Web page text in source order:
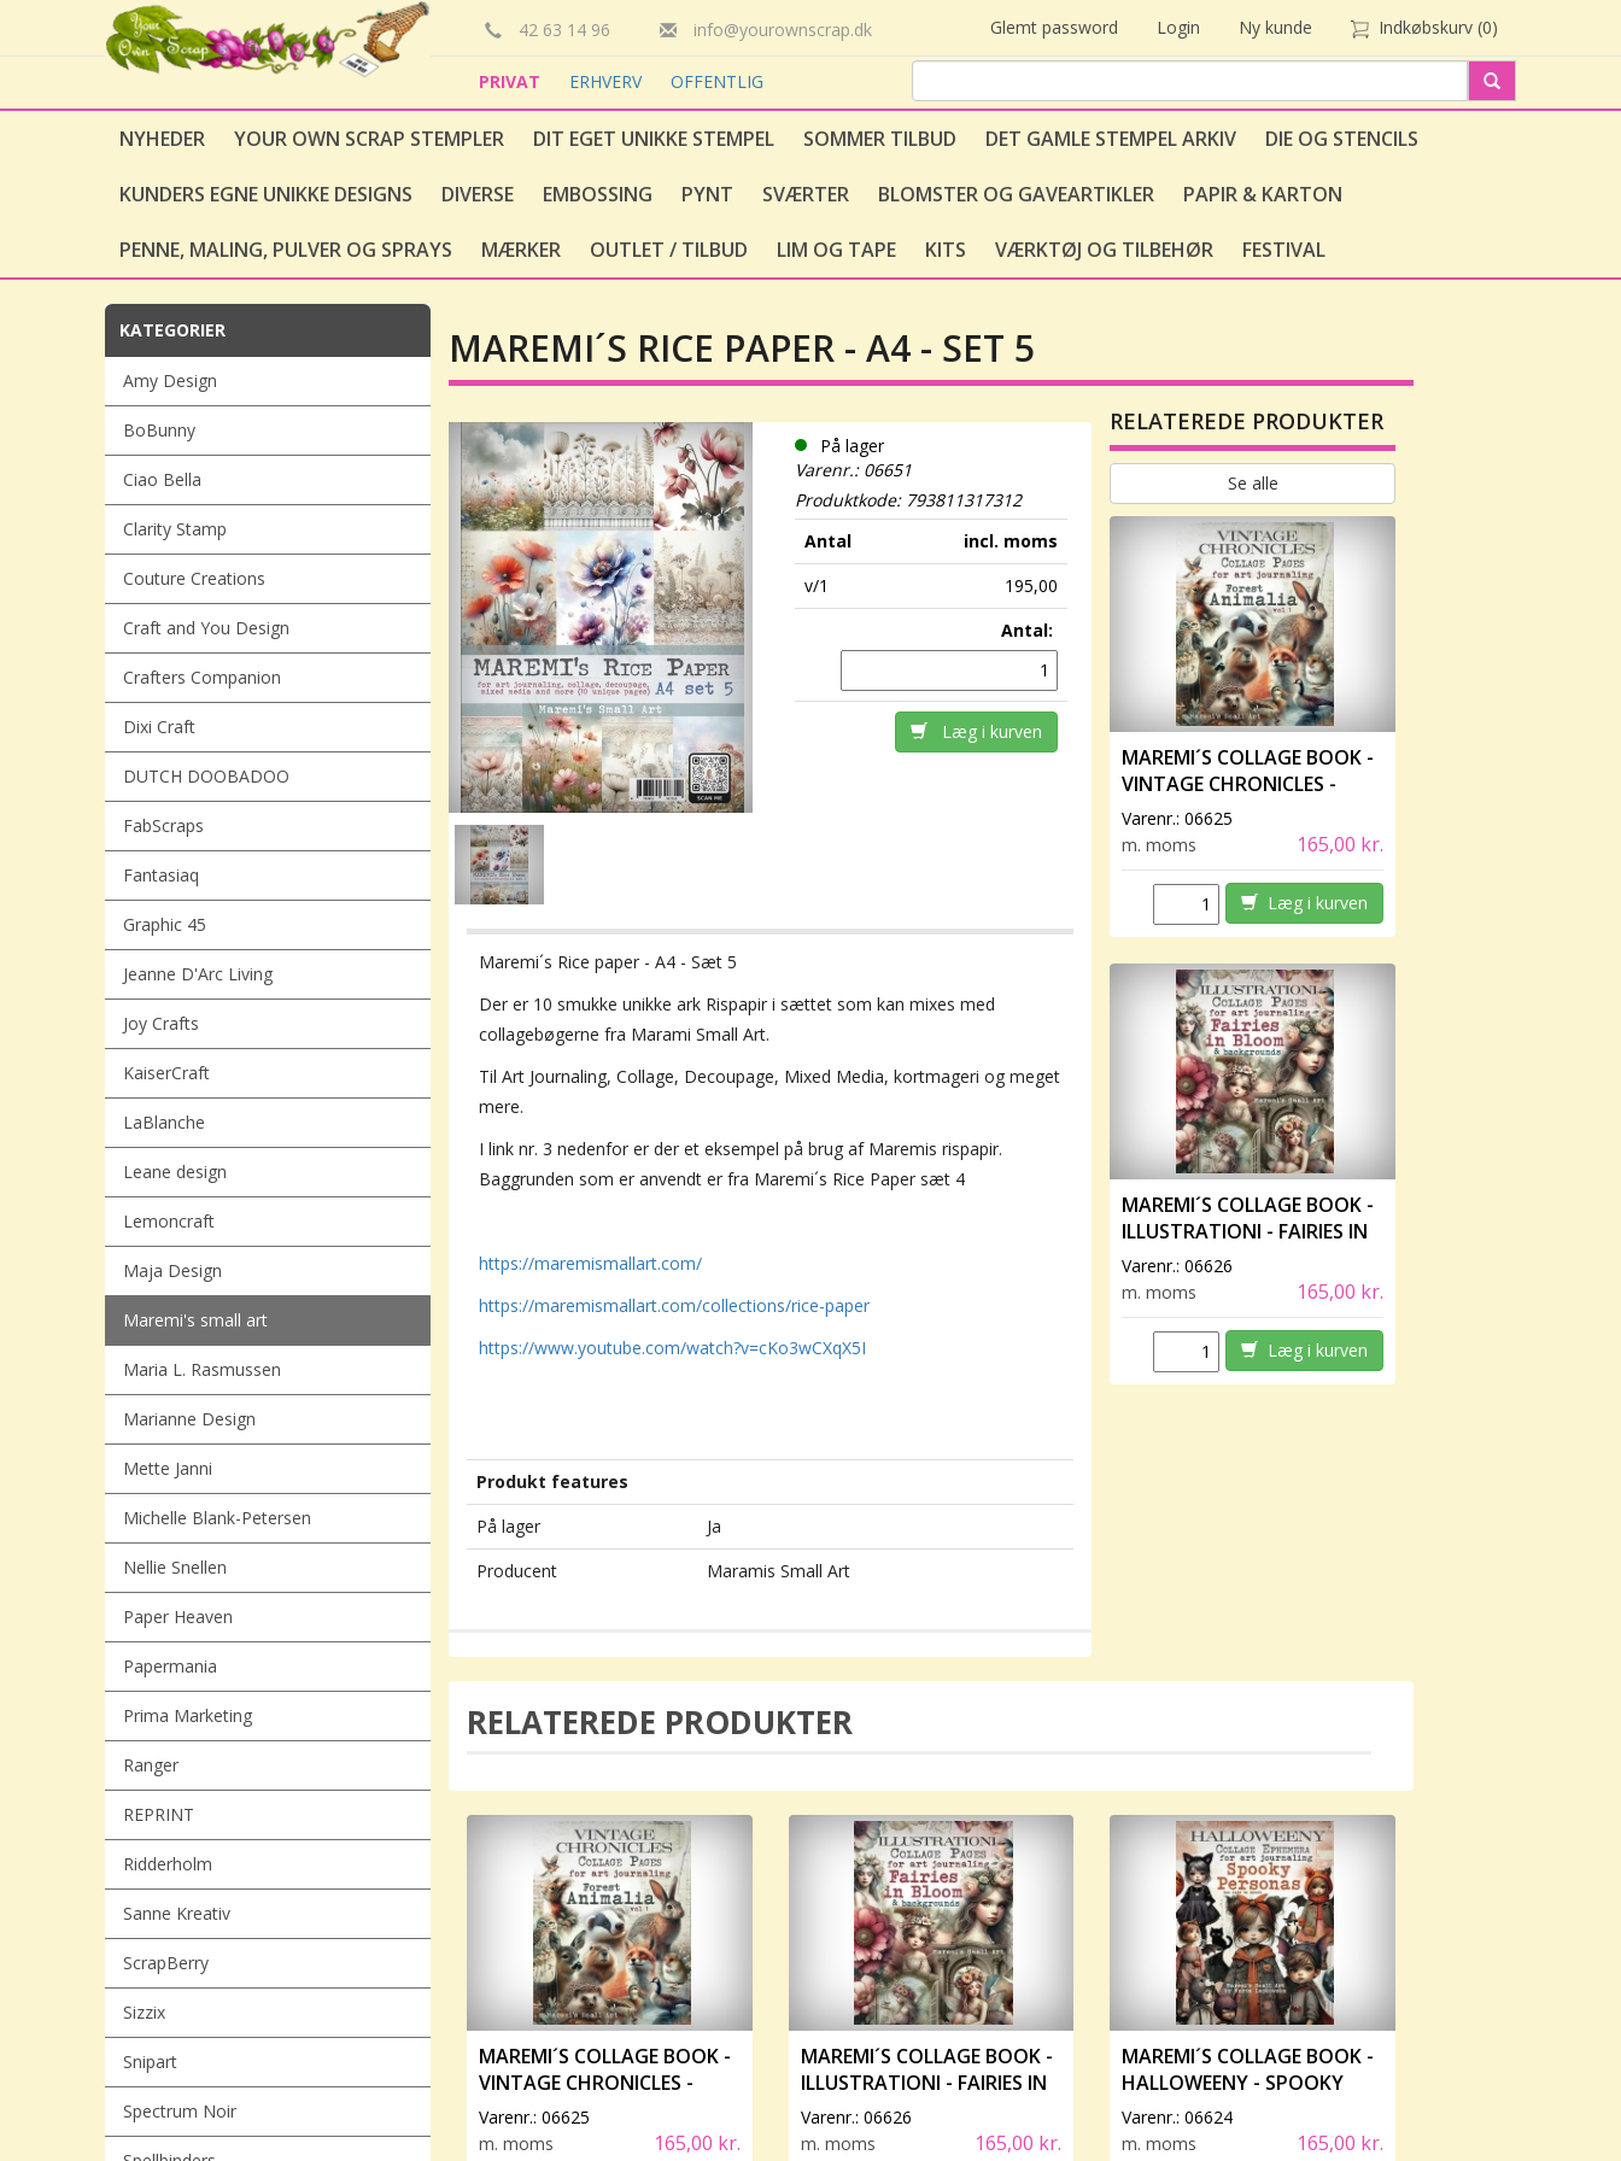
42 63 14 96 info@yourownscrap.dk Glemt password Login Ny kunde Indkøbskurv (0)
PRIVAT ERHVERV OFFENTLIG
NYHEDER YOUR OWN SCRAP STEMPLER DIT EGET UNIKKE STEMPEL SOMMER TILBUD DET GAMLE STEMPEL ARKIV DIE OG STENCILS
KUNDERS EGNE UNIKKE DESIGNS DIVERSE EMBOSSING PYNT SVÆRTER BLOMSTER OG GAVEARTIKLER PAPIR & KARTON
PENNE, MALING, PULVER OG SPRAYS MÆRKER OUTLET / TILBUD LIM OG TAPE KITS VÆRKTØJ OG TILBEHØR FESTIVAL
KATEGORIER
Amy Design
BoBunny
Ciao Bella
Clarity Stamp
Couture Creations
Craft and You Design
Crafters Companion
Dixi Craft
DUTCH DOOBADOO
FabScraps
Fantasiaq
Graphic 45
Jeanne D'Arc Living
Joy Crafts
KaiserCraft
LaBlanche
Leane design
Lemoncraft
Maja Design
Maremi's small art
Maria L. Rasmussen
Marianne Design
Mette Janni
Michelle Blank-Petersen
Nellie Snellen
Paper Heaven
Papermania
Prima Marketing
Ranger
REPRINT
Ridderholm
Sanne Kreativ
ScrapBerry
Sizzix
Snipart
Spectrum Noir
MAREMI´S RICE PAPER - A4 - SET 5
På lager
Varenr.: 06651
Produktkode: 793811317312
Antal
incl. moms
v/1
195,00
Antal:
Læg i kurven
Maremi´s Rice paper - A4 - Sæt 5
Der er 10 smukke unikke ark Rispapir i sættet som kan mixes med
collagebøgerne fra Marami Small Art.
Til Art Journaling, Collage, Decoupage, Mixed Media, kortmageri og meget
mere.
I link nr. 3 nedenfor er der et eksempel på brug af Maremis rispapir.
Baggrunden som er anvendt er fra Maremi´s Rice Paper sæt 4
https://maremismallart.com/
https://maremismallart.com/collections/rice-paper
https://www.youtube.com/watch?v=cKo3wCXqX5I
Produkt features
På lager
Ja
Producent
Maramis Small Art
RELATEREDE PRODUKTER
Se alle
MAREMI´S COLLAGE BOOK -
VINTAGE CHRONICLES -
FOREST ANIMALIA VOL 1
Varenr.:06625
m. moms
165,00 kr.
Læg i kurven
MAREMI´S COLLAGE BOOK -
ILLUSTRATIONI - FAIRIES IN
BLOOM
Varenr.:06626
m. moms
165,00 kr.
Læg i kurven
RELATEREDE PRODUKTER
MAREMI´S COLLAGE BOOK -
VINTAGE CHRONICLES -
FOREST ANIMALIA VOL 1
Varenr.: 06625
m. moms
165,00 kr.
MAREMI´S COLLAGE BOOK -
ILLUSTRATIONI - FAIRIES IN
BLOOM
Varenr.: 06626
m. moms
165,00 kr.
MAREMI´S COLLAGE BOOK -
HALLOWEENY - SPOOKY
PERSONAS
Varenr.:06624
m. moms
165,00 kr.